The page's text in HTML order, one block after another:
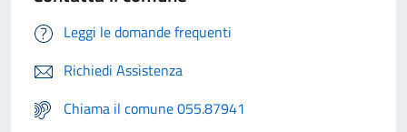
Leggi le domande frequenti
Richiedi Assistenza
Chiama il comune 055.87941